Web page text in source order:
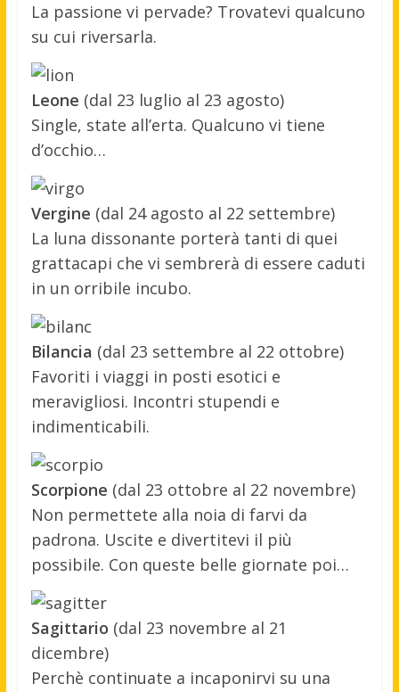
La passione vi pervade? Trovatevi qualcuno
su cui riversarla.
Leone (dal 23 luglio al 23 agosto)
Single, state all’erta. Qualcuno vi tiene
d’occhio…
Vergine (dal 24 agosto al 22 settembre)
La luna dissonante porterà tanti di quei
grattacapi che vi sembrerà di essere caduti
in un orribile incubo.
Bilancia (dal 23 settembre al 22 ottobre)
Favoriti i viaggi in posti esotici e
meravigliosi. Incontri stupendi e
indimenticabili.
Scorpione (dal 23 ottobre al 22 novembre)
Non permettete alla noia di farvi da
padrona. Uscite e divertitevi il più
possibile. Con queste belle giornate poi…
Sagittario (dal 23 novembre al 21
dicembre)
Perchè continuate a incaponirvi su una